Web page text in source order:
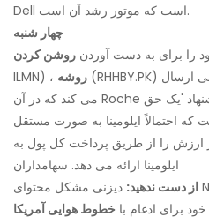
Dell است که موتور رشد آن است.
چهار شنبه
را برای به دست آوردن روشن کردن
ILMN) ، روشه (RHHBY.PK) نامه هایی را برای سهامداران دومی ارسال
می کند که در آن Roche می گوید 51 دلار برای هر سهم پیشنهاد 'یک حق
که احتمالاً ایلومینا به صورت مستقل
ارزش را از طریق پرداخت کل پول به
ایلومینا ارائه می دهد. سهامداران
از دست ندهید:
برای ادغام با خطوط هوایی آمریکا